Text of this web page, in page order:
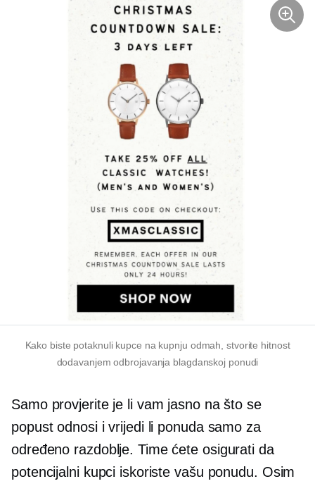
Kako biste potaknuli kupce na kupnju odmah, stvorite hitnost
dodavanjem odbrojavanja blagdanskoj ponudi
Samo provjerite je li vam jasno na što se
popust odnosi i vrijedi li ponuda samo za
određeno razdoblje. Time ćete osigurati da
potencijalni kupci iskoriste vašu ponudu. Osim